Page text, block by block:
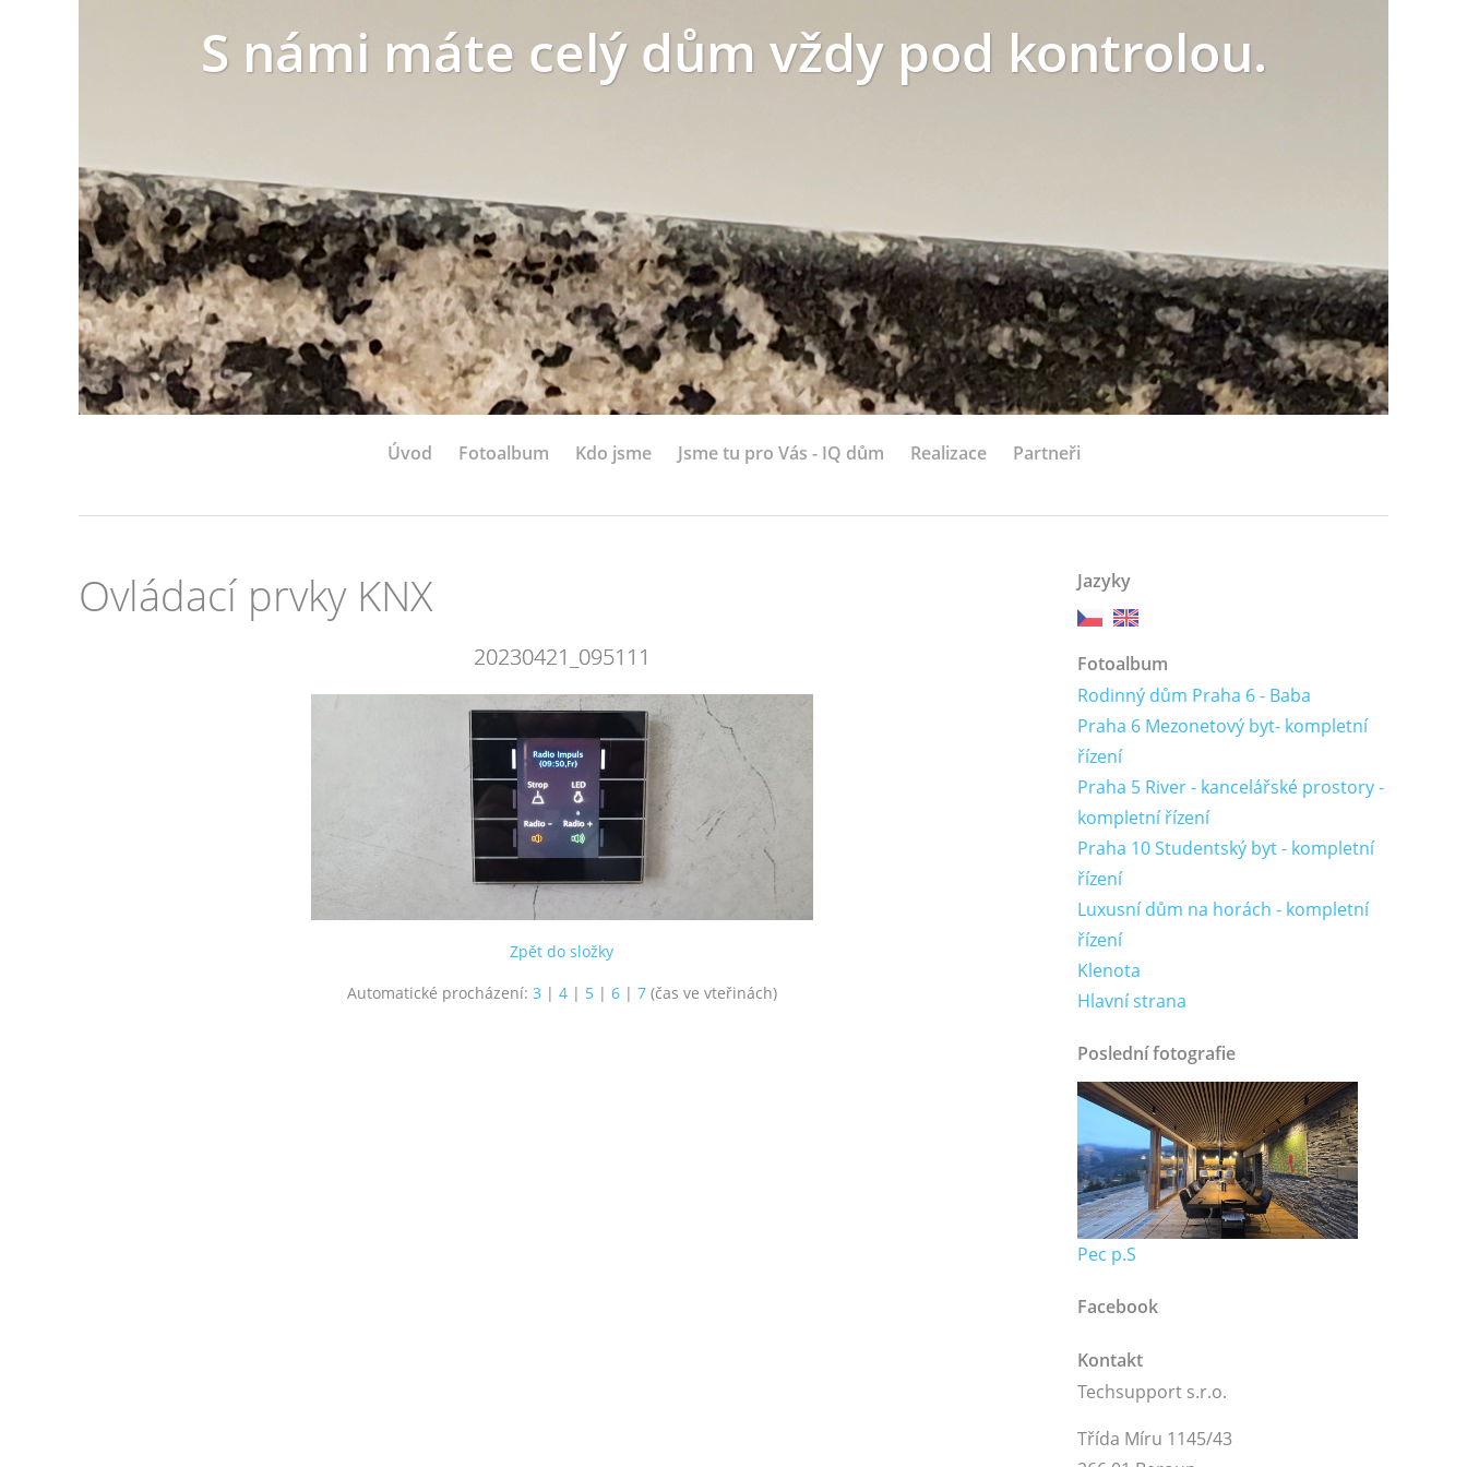
S námi máte celý dům vždy pod kontrolou.
Úvod Fotoalbum Kdo jsme Jsme tu pro Vás - IQ dům Realizace Partneři
Ovládací prvky KNX
20230421_095111
Zpět do složky
Automatické procházení: 3 | 4| 5| 6| 7(čas ve vteřinách)
Jazyky
Fotoalbum
Rodinný dům Praha 6 - Baba
Praha 6 Mezonetový byt- kompletní
řízení
Praha 5 River - kancelářské prostory -
kompletní řízení
Praha 10 Studentský byt - kompletní
řízení
Luxusní dům na horách - kompletní
řízení
Klenota
Hlavní strana
Poslední fotografie
Pec p.S
Facebook
Kontakt
Techsupport s.r.o.
Třída Míru 1145/43